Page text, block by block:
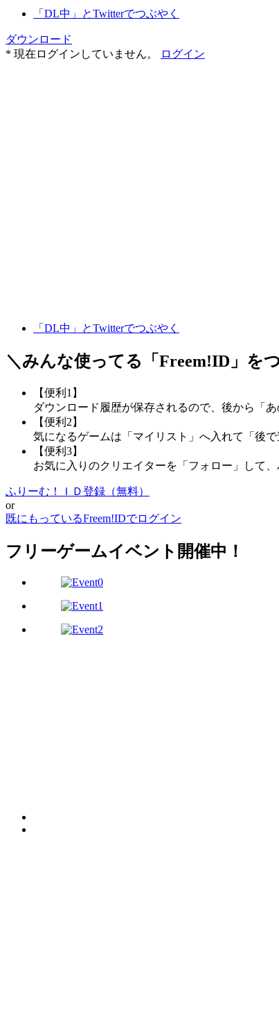
「DL中」とTwitterでつぶやく
ダウンロード
* 現在ログインしていません。
ログイン
「DL中」とTwitterでつぶやく
＼みんな使ってる「 Freem!ID 」を
【便利1】
ダウンロード履歴が保存されるので、後から「
【便利2】
気になるゲームは「マイリスト」へ入れて「後
【便利3】
お気に入りのクリエイターを「フォロー」して
ふりーむ！ＩＤ登録（無料）
or
既にもっているFreem!IDでログイン
フリーゲームイベント開催中！